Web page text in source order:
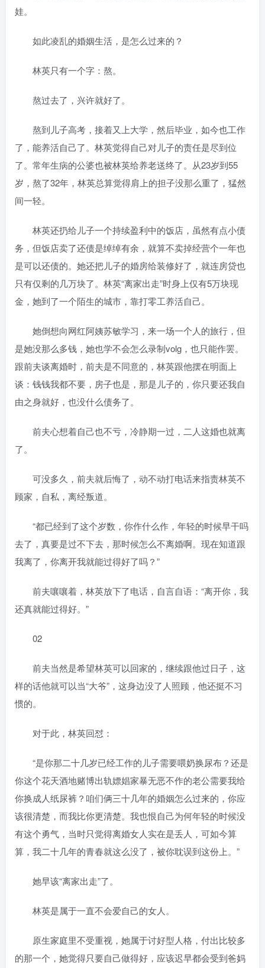
娃。
如此凌乱的婚姻生活，是怎么过来的？
林英只有一个字：熬。
熬过去了，兴许就好了。
熬到儿子高考，接着又上大学，然后毕业，如今也工作
了，能养活自己了。林英觉得自己对儿子的责任是尽到位
了。常年生病的公婆也被林英给养老送终了。从23岁到55
岁，熬了32年，林英总算觉得肩上的担子没那么重了，猛然
间一轻。
林英还扔给儿子一个持续盈利中的饭店，虽然有点小债
务，但饭店卖了还债是绰绰有余，就算不卖掉经营个一年也
是可以还债的。她还把儿子的婚房给装修好了，就连房贷也
只有仅剩的几万块了。林英“离家出走”时身上仅有5万块现
金，她到了一个陌生的城市，靠打零工养活自己。
她倒想向网红阿姨苏敏学习，来一场一个人的旅行，但
是她没那么多钱，她也学不会怎么录制volg，也只能作罢。
跟前夫谈离婚时，前夫是不同意的，林英跟他摆在明面上
谈：钱钱我都不要，房子也是，那是儿子的，你只要还我自
由之身就好，也没什么债务了。
前夫心想着自己也不亏，冷静期一过，二人这婚也就离
了。
可没多久，前夫就后悔了，动不动打电话来指责林英不
顾家，自私，离经叛道。
“都已经到了这个岁数，你作什么作，年轻的时候早干吗
去了，真要是过不下去，那时候怎么不离婚啊。现在知道跟
我离了，你离开我就能过得好了吗？”
前夫嚷嚷着，林英放下了电话，自言自语：“离开你，我
还真就能过得好。”
02
前夫当然是希望林英可以回家的，继续跟他过日子，这
样的话他就可以当“大爷”，这身边没了人照顾，他还挺不习
惯的。
对于此，林英回怼：
“是你那二十几岁已经工作的儿子需要喂奶换尿布？还是
你这个花天酒地赌博出轨嫖娼家暴无恶不作的老公需要我给
你换成人纸尿裤？咱们俩三十几年的婚姻怎么过来的，你应
该很清楚，而我比你更清楚。我也恨自己为何年轻的时候没
有这个勇气，当时只觉得离婚女人实在是丢人，可如今算
算，我二十几年的青春就这么没了，被你耽误到这份上。”
她早该“离家出走”了。
林英是属于一直不会爱自己的女人。
原生家庭里不受重视，她属于讨好型人格，付出比较多
的那一个，她觉得只要自己做得好，应该迟早都会受到爸妈